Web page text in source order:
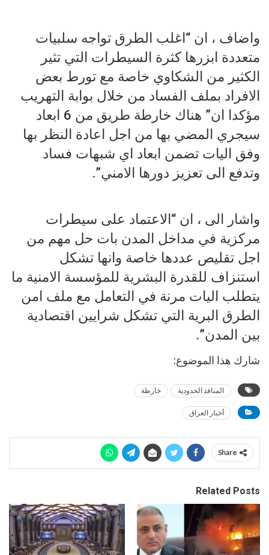
واضاف ، ان “اغلب الطرق تواجه سلبيات
متعددة ابزرها كثرة السيطرات التي تثير
الكثير من الشكاوي خاصة مع تورط بعض
الافراد بملف الفساد من خلال بوابة التهريب
مؤكدا ان” هناك خارطة طريق من 6 ابعاد
سيجري المضي بها من اجل اعادة النظر بها
وفق اليات تضمن ابعاد اي شبهات فساد
وتدفع الى تعزيز دورها الامني”.
واشار الى ، ان “الاعتماد على سيطرات
مركزية في مداخل المدن بات حل مهم من
اجل تقليص عددها خاصة وانها تشكل
استنزاف للقدرة البشرية للمؤسسة الامنية ما
يتطلب اليات مرنة في التعامل مع ملف امن
الطرق البرية التي تشكل شرايين اقتصادية
بين المدن”.
شارك هذا الموضوع:
المنافذ الحدودية خارطة
أخبار العراق
Share
Related Posts